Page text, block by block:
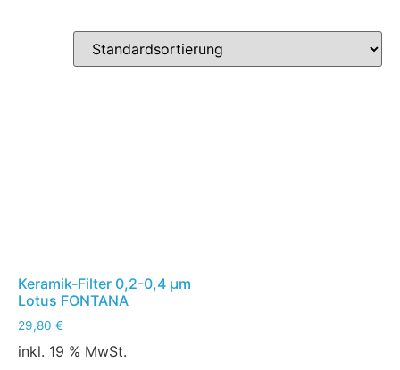
Keramik-Filter 0,2-0,4 µm
Lotus FONTANA
29,80 €
inkl. 19 % MwSt.